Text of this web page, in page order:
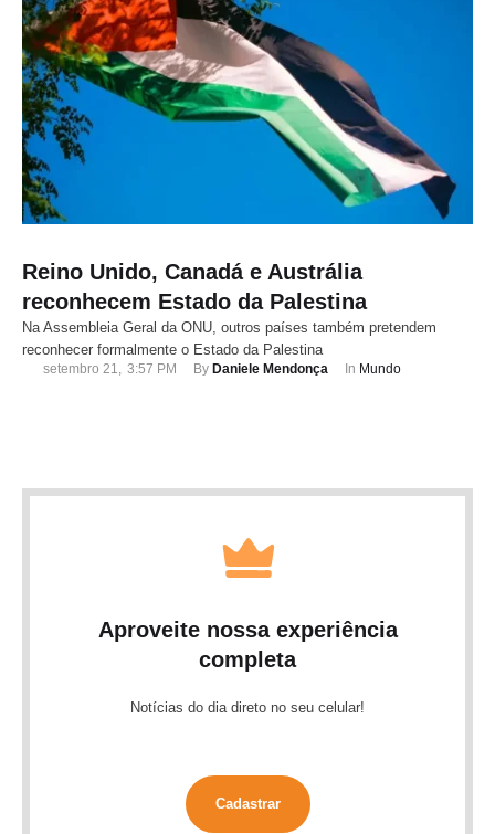
Reino Unido, Canadá e Austrália
reconhecem Estado da Palestina
Na Assembleia Geral da ONU, outros países também pretendem
reconhecer formalmente o Estado da Palestina
setembro 21, 3:57 PM By Daniele Mendonça In Mundo
Aproveite nossa experiência
completa
Notícias do dia direto no seu celular!
Cadastrar